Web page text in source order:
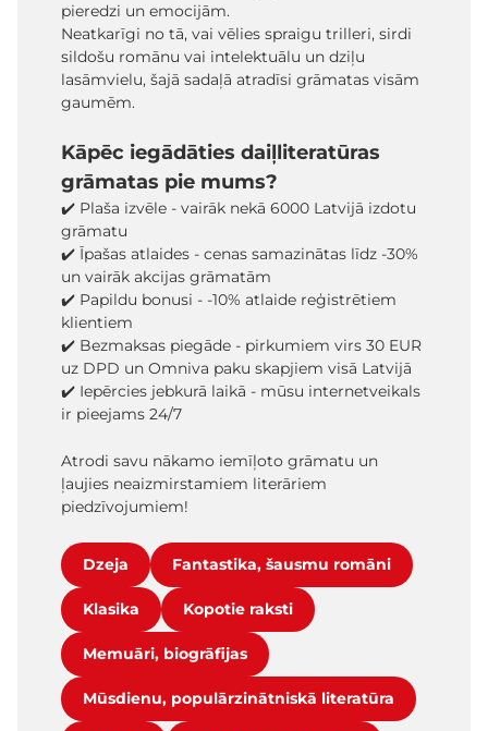
pieredzi un emocijām.
Neatkarīgi no tā, vai vēlies spraigu trilleri, sirdi
sildošu romānu vai intelektuālu un dziļu
lasāmvielu, šajā sadaļā atradīsi grāmatas visām
gaumēm.
Kāpēc iegādāties daiļliteratūras
grāmatas pie mums?
✔️ Plaša izvēle - vairāk nekā 6000 Latvijā izdotu
grāmatu
✔️ Īpašas atlaides - cenas samazinātas līdz -30%
un vairāk akcijas grāmatām
✔️ Papildu bonusi - -10% atlaide reģistrētiem
klientiem
✔️ Bezmaksas piegāde - pirkumiem virs 30 EUR
uz DPD un Omniva paku skapjiem visā Latvijā
✔️ Iepērcies jebkurā laikā - mūsu internetveikals
ir pieejams 24/7
Atrodi savu nākamo iemīļoto grāmatu un
ļaujies neaizmirstamiem literāriem
piedzīvojumiem!
Dzeja Fantastika, šausmu romāni
Klasika Kopotie raksti
Memuāri, biogrāfijas
Mūsdienu, populārzinātniskā literatūra